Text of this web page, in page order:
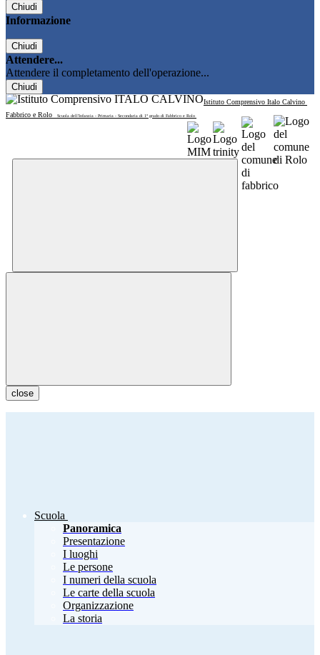
Chiudi
Informazione
Chiudi
Attendere...
Attendere il completamento dell'operazione...
Chiudi
Istituto Comprensivo Italo Calvino
Fabbrico e Rolo
Scuola dell'Infanzia - Primaria - Secondaria di 1° grado di Fabbrico e Rolo
close
Scuola
Panoramica
Presentazione
I luoghi
Le persone
I numeri della scuola
Le carte della scuola
Organizzazione
La storia